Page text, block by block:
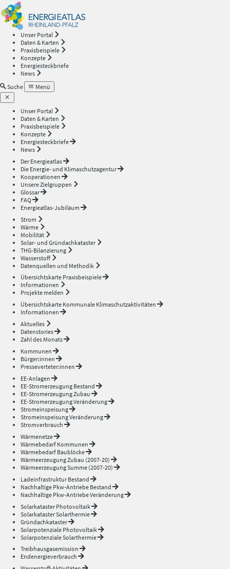
Unser Portal
Daten & Karten
Praxisbeispiele
Konzepte
Energiesteckbriefe
News
Suche
Menü
Unser Portal
Daten & Karten
Praxisbeispiele
Konzepte
Energiesteckbriefe
News
Der Energieatlas
Die Energie- und Klimaschutzagentur
Kooperationen
Unsere Zielgruppen
Glossar
FAQ
Energieatlas-Jubiläum
Strom
Wärme
Mobilität
Solar- und Gründachkataster
THG-Bilanzierung
Wasserstoff
Datenquellen und Methodik
Übersichtskarte Praxisbeispiele
Informationen
Projekte melden
Übersichtskarte Kommunale Klimaschutzaktivitäten
Informationen
Aktuelles
Datenstories
Zahl des Monats
Kommunen
Bürger:innen
Presseverteter:innen
EE-Anlagen
EE-Stromerzeugung Bestand
EE-Stromerzeugung Zubau
EE-Stromerzeugung Veränderung
Stromeinspeisung
Stromeinspeisung Veränderung
Stromverbrauch
Wärmenetze
Wärmebedarf Kommunen
Wärmebedarf Baublöcke
Wärmeerzeugung Zubau (2007-20)
Wärmeerzeugung Summe (2007-20)
Ladeinfrastruktur Bestand
Nachhaltige Pkw-Antriebe Bestand
Nachhaltige Pkw-Antriebe Veränderung
Solarkataster Photovoltaik
Solarkataster Solarthermie
Gründachkataster
Solarpotenziale Photovoltaik
Solarpotenziale Solarthermie
Treibhausgasemission
Endenergieverbrauch